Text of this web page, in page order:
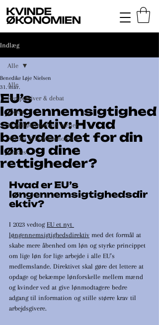
Indlæg
Alle
Perspektiver & debat
Viden
Kvindeøkonomien mener
Nyt fra Kvindeøkonomien
Guides
Alle
EU’s
løngennemsigtighed
sdirektiv: Hvad
betyder det for din
løn og dine
rettigheder?
Benedike Løje Nielsen
31. mar.
Hvad er EU’s
løngennemsigtighedsdir
ektiv?
I 2023 vedtog EU et nyt
løngennemsigtighedsdirektiv med det formål at
skabe mere åbenhed om løn og styrke princippet
om lige løn for lige arbejde i alle EU’s
medlemslande. Direktivet skal gøre det lettere at
opdage og bekæmpe lønforskelle mellem mænd
og kvinder ved at give lønmodtagere bedre
adgang til information og stille større krav til
arbejdsgivere.